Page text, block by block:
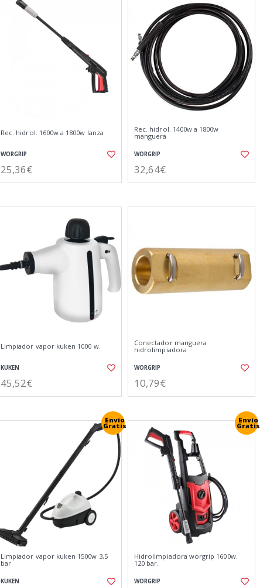
Rec. hidrol. 1600w a 1800w lanza
WORGRIP
25,36€
Rec. hidrol. 1400w a 1800w
manguera
WORGRIP
32,64€
Limpiador vapor kuken 1000 w.
KUKEN
45,52€
Conectador manguera
hidrolimpiadora
WORGRIP
10,79€
Envío
Gratis
Limpiador vapor kuken 1500w 3,5
bar
KUKEN
Envío
Gratis
Hidrolimpiadora worgrip 1600w.
120 bar.
WORGRIP